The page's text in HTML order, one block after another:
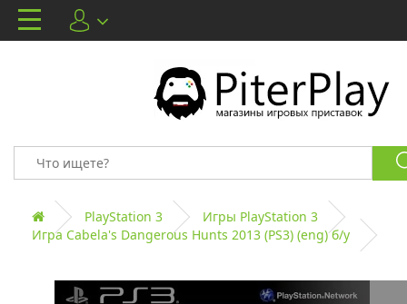
PlayStation 3
Игры PlayStation 3
Игра Cabela's Dangerous Hunts 2013 (PS3) (eng) б/у